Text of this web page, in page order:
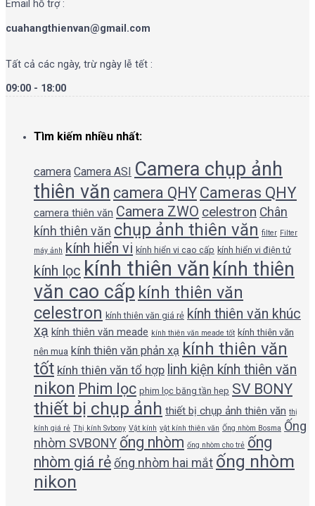
Email hỗ trợ :
cuahangthienvan@gmail.com
Tất cả các ngày, trừ ngày lễ tết :
09:00 - 18:00
Tìm kiếm nhiều nhất:
camera Camera ASI Camera chụp ảnh
thiên văn camera QHY Cameras QHY
camera thiên văn Camera ZWO celestron Chân
kính thiên văn chụp ảnh thiên văn filter Filter
máy ảnh kính hiển vi kính hiển vi cao cấp kính hiển vi điện tử
kính lọc kính thiên văn kính thiên
văn cao cấp kính thiên văn
celestron kính thiên văn giá rẻ kính thiên văn khúc
xạ kính thiên văn meade kính thiên văn meade tốt kính thiên văn
nên mua kính thiên văn phản xạ kính thiên văn
tốt kính thiên văn tổ hợp linh kiện kính thiên văn
nikon Phim lọc phim lọc băng tần hẹp SV BONY
thiết bị chụp ảnh thiết bị chụp ảnh thiên văn thị
kính giá rẻ Thị kính Svbony Vật kính vật kính thiên văn Ống nhòm Bosma Ống
nhòm SVBONY ống nhòm ống nhòm cho trẻ ống
nhòm giá rẻ ống nhòm hai mắt ống nhòm
nikon